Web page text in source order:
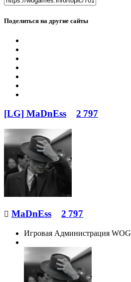
Поделиться на другие сайты
[LG] MaDnEss 2 797
 MaDnEss 2 797
Игровая Администрация WOG